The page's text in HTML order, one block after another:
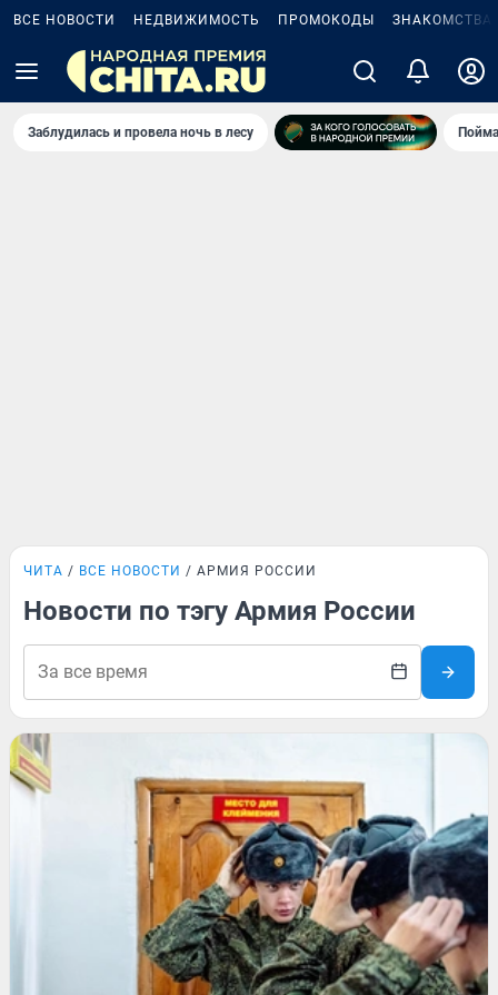
ВСЕ НОВОСТИ НЕДВИЖИМОСТЬ ПРОМОКОДЫ ЗНАКОМСТВА
Заблудилась и провела ночь в лесу
ЧИТА ВСЕ НОВОСТИ АРМИЯ РОССИИ
Новости по тэгу Армия России